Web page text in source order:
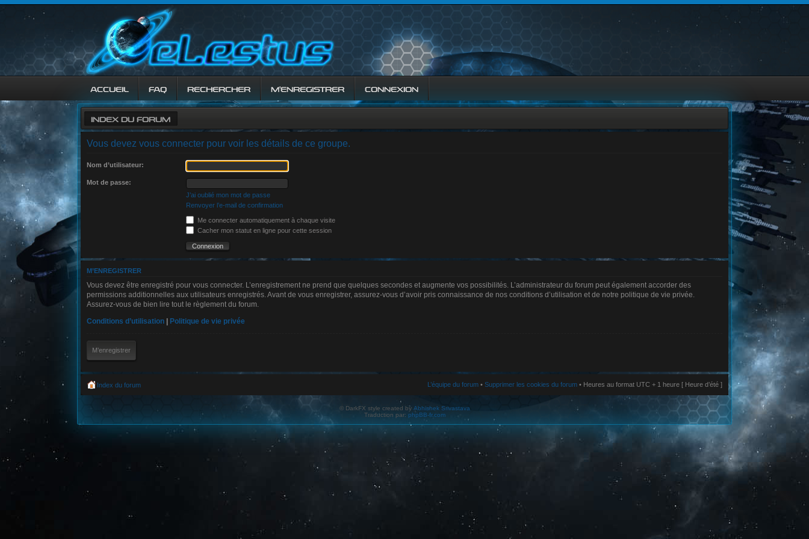
ACCUEIL FAQ RECHERCHER M’ENREGISTRER CONNEXION
INDEX DU FORUM
Vous devez vous connecter pour voir les détails de ce groupe.
Nom d’utilisateur:
Mot de passe:
J’ai oublié mon mot de passe
Renvoyer l’e-mail de confirmation
Me connecter automatiquement à chaque visite
Cacher mon statut en ligne pour cette session
M’ENREGISTRER
Vous devez être enregistré pour vous connecter. L’enregistrement ne prend que quelques secondes et augmente vos possibilités. L’administrateur du forum peut également accorder des
permissions additionnelles aux utilisateurs enregistrés. Avant de vous enregistrer, assurez-vous d’avoir pris connaissance de nos conditions d’utilisation et de notre politique de vie privée.
Assurez-vous de bien lire tout le règlement du forum.
Conditions d’utilisation | Politique de vie privée
M’enregistrer
Index du forum L’équipe du forum• Supprimer les cookies du forum• Heures au format UTC + 1 heure [ Heure d’été ]
© DarkFX style created by Abhishek Srivastava
Traduction par: phpBB-fr.com